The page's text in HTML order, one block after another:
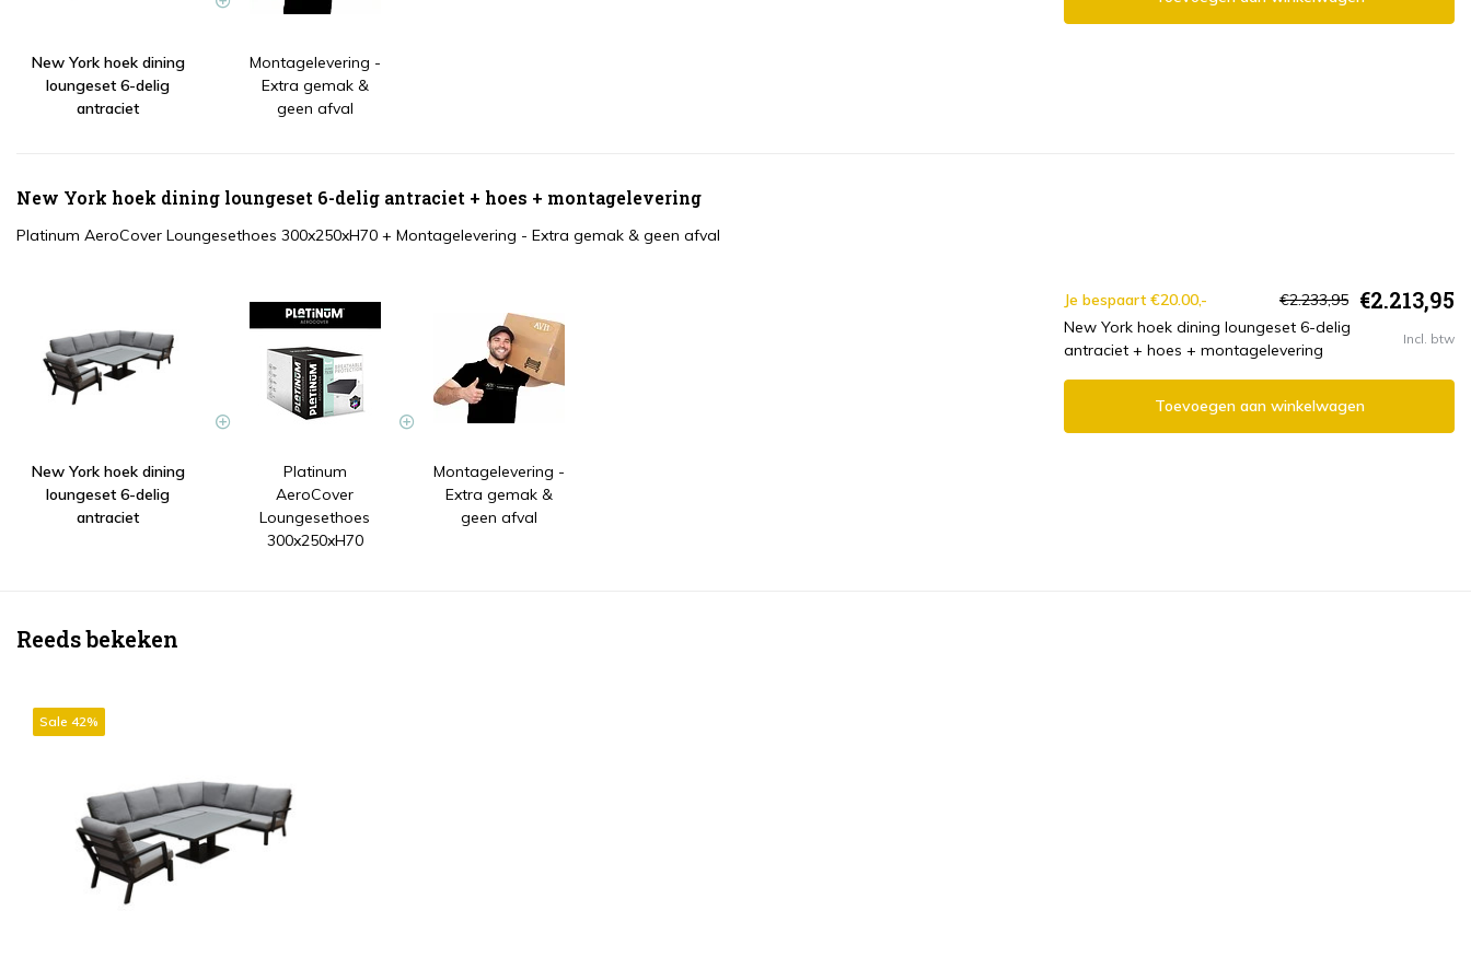
New York hoek dining
loungeset 6-delig
antraciet
Montagelevering -
Extra gemak &
geen afval
New York hoek dining loungeset 6-delig antraciet + hoes + montagelevering
Platinum AeroCover Loungesethoes 300x250xH70 + Montagelevering - Extra gemak & geen afval
New York hoek dining
loungeset 6-delig
antraciet
Platinum
AeroCover
Loungesethoes
300x250xH70
Montagelevering -
Extra gemak &
geen afval
Je bespaart €20.00,- €2.233,95 €2.213,95
New York hoek dining loungeset 6-delig
antraciet + hoes + montagelevering
Incl. btw
Toevoegen aan winkelwagen
Reeds bekeken
Sale 42%